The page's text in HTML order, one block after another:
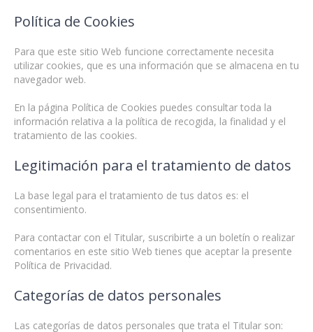
Política de Cookies
Para que este sitio Web funcione correctamente necesita
utilizar cookies, que es una información que se almacena en tu
navegador web.
En la página Política de Cookies puedes consultar toda la
información relativa a la política de recogida, la finalidad y el
tratamiento de las cookies.
Legitimación para el tratamiento de datos
La base legal para el tratamiento de tus datos es: el
consentimiento.
Para contactar con el Titular, suscribirte a un boletín o realizar
comentarios en este sitio Web tienes que aceptar la presente
Política de Privacidad.
Categorías de datos personales
Las categorías de datos personales que trata el Titular son: